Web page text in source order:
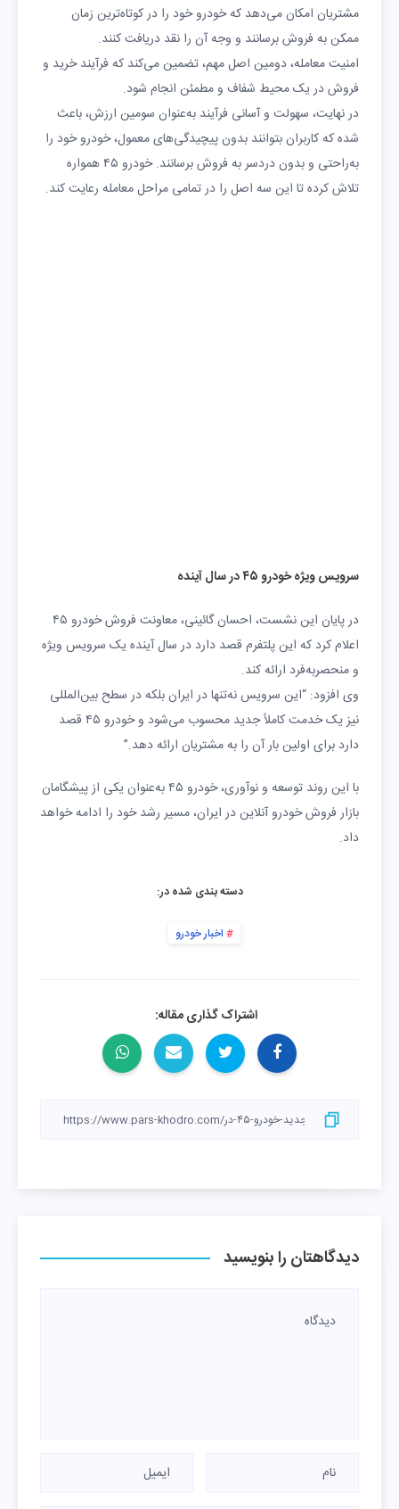
مشتریان امکان می‌دهد که خودرو خود را در کوتاه‌ترین زمان
ممکن به فروش برسانند و وجه آن را نقد دریافت کنند.
امنیت معامله، دومین اصل مهم، تضمین می‌کند که فرآیند خرید و
فروش در یک محیط شفاف و مطمئن انجام شود.
در نهایت، سهولت و آسانی فرآیند به‌عنوان سومین ارزش، باعث
شده که کاربران بتوانند بدون پیچیدگی‌های معمول، خودرو خود را
به‌راحتی و بدون دردسر به فروش برسانند. خودرو ۴۵ همواره
تلاش کرده تا این سه اصل را در تمامی مراحل معامله رعایت کند.
سرویس ویژه خودرو ۴۵ در سال آینده
در پایان این نشست، احسان گائینی، معاونت فروش خودرو ۴۵
اعلام کرد که این پلتفرم قصد دارد در سال آینده یک سرویس ویژه
و منحصربه‌فرد ارائه کند.
وی افزود: “این سرویس نه‌تنها در ایران بلکه در سطح بین‌المللی
نیز یک خدمت کاملاً جدید محسوب می‌شود و خودرو ۴۵ قصد
دارد برای اولین بار آن را به مشتریان ارائه دهد.”
با این روند توسعه و نوآوری، خودرو ۴۵ به‌عنوان یکی از پیشگامان
‌بازار فروش خودرو آنلاین در ایران، مسیر رشد خود را ادامه خواهد
داد.
دسته بندی شده در:
اخبار خودرو
اشتراک گذاری مقاله:
دیدگاهتان را بنویسید